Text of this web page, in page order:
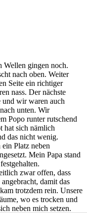
Wellen gingen noch.
nach oben. Weiter
Seite ein richtiger
nass. Der nächste
und wir waren auch
unten. Wir
Popo runter rutschend
hat sich nämlich
das nicht wenig.
Platz neben
Mein Papa stand
zwar offen, dass
damit das
trotzdem rein. Unsere
wo es trocken und
neben mich setzen.